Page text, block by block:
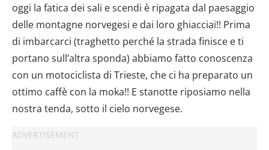
oggi la fatica dei sali e scendi è ripagata dal paesaggio
delle montagne norvegesi e dai loro ghiacciai!! Prima
di imbarcarci (traghetto perché la strada finisce e ti
portano sull’altra sponda) abbiamo fatto conoscenza
con un motociclista di Trieste, che ci ha preparato un
ottimo caffè con la moka!! E stanotte riposiamo nella
nostra tenda, sotto il cielo norvegese.